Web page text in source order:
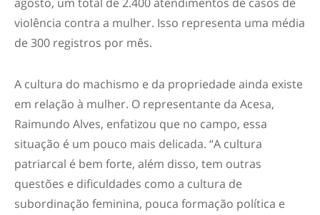
violência contra a mulher. Isso representa uma média
de 300 registros por mês.
A cultura do machismo e da propriedade ainda existe
em relação à mulher. O representante da Acesa,
Raimundo Alves, enfatizou que no campo, essa
situação é um pouco mais delicada. “A cultura
patriarcal é bem forte, além disso, tem outras
questões e dificuldades como a cultura de
subordinação feminina, pouca formação política e